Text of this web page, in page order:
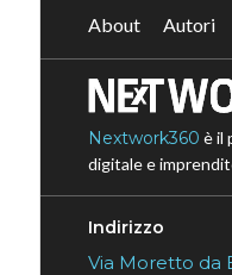
About Autori
Nextwork360 è il
digitale e
Indirizzo
Via Moretto da